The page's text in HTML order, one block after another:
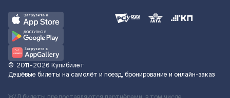
© 2011–2026 Купибилет
Дешёвые билеты на самолёт и поезд, бронирование и онлайн-заказ